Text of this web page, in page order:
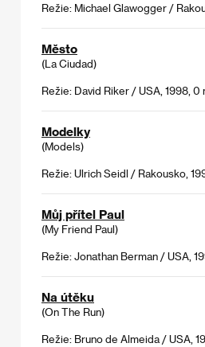
Režie: Michael Glawogger /
Město
(La Ciudad)
Režie: David Riker / USA, 1998, 0
Modelky
(Models)
Režie: Ulrich Seidl / Rakousko,
Můj přítel Paul
(My Friend Paul)
Režie: Jonathan Berman / USA,
Na útěku
(On The Run)
Režie: Bruno de Almeida / USA,